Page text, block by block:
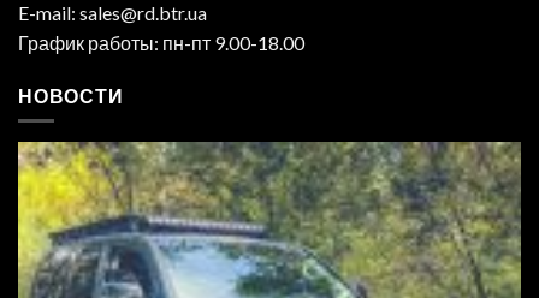
E-mail: sales@rd.btr.ua
График работы: пн-пт 9.00-18.00
НОВОСТИ